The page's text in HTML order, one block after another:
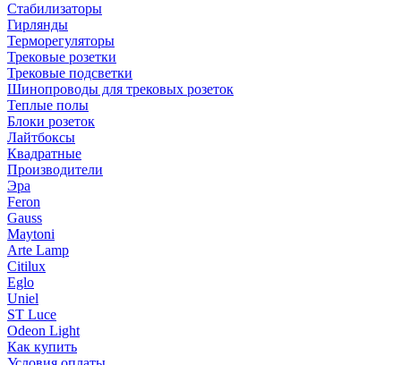
Стабилизаторы
Гирлянды
Терморегуляторы
Трековые розетки
Трековые подсветки
Шинопроводы для трековых розеток
Теплые полы
Блоки розеток
Лайтбоксы
Квадратные
Производители
Эра
Feron
Gauss
Maytoni
Arte Lamp
Citilux
Eglo
Uniel
ST Luce
Odeon Light
Как купить